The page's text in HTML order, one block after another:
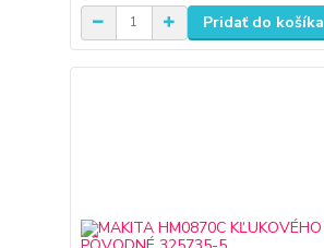
Pridať do košíka